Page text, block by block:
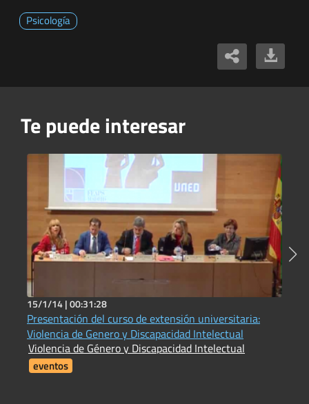
Psicología
Te puede interesar
15/1/14 |00:31:28
Presentación del curso de extensión universitaria:
Violencia de Genero y Discapacidad Intelectual
Violencia de Género y Discapacidad Intelectual
eventos